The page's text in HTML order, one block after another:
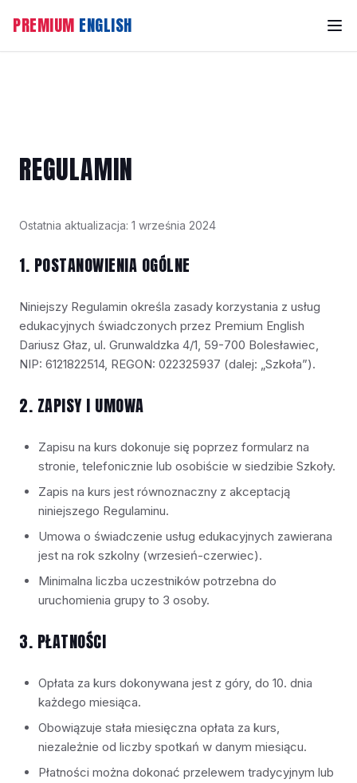
PREMIUM ENGLISH
REGULAMIN
Ostatnia aktualizacja: 1 września 2024
1. POSTANOWIENIA OGÓLNE
Niniejszy Regulamin określa zasady korzystania z usług
edukacyjnych świadczonych przez Premium English
Dariusz Głaz, ul. Grunwaldzka 4/1, 59-700 Bolesławiec,
NIP: 6121822514, REGON: 022325937 (dalej: „Szkoła”).
2. ZAPISY I UMOWA
Zapisu na kurs dokonuje się poprzez formularz na
stronie, telefonicznie lub osobiście w siedzibie Szkoły.
Zapis na kurs jest równoznaczny z akceptacją
niniejszego Regulaminu.
Umowa o świadczenie usług edukacyjnych zawierana
jest na rok szkolny (wrzesień-czerwiec).
Minimalna liczba uczestników potrzebna do
uruchomienia grupy to 3 osoby.
3. PŁATNOŚCI
Opłata za kurs dokonywana jest z góry, do 10. dnia
każdego miesiąca.
Obowiązuje stała miesięczna opłata za kurs,
niezależnie od liczby spotkań w danym miesiącu.
Płatności można dokonać przelewem tradycyjnym lub